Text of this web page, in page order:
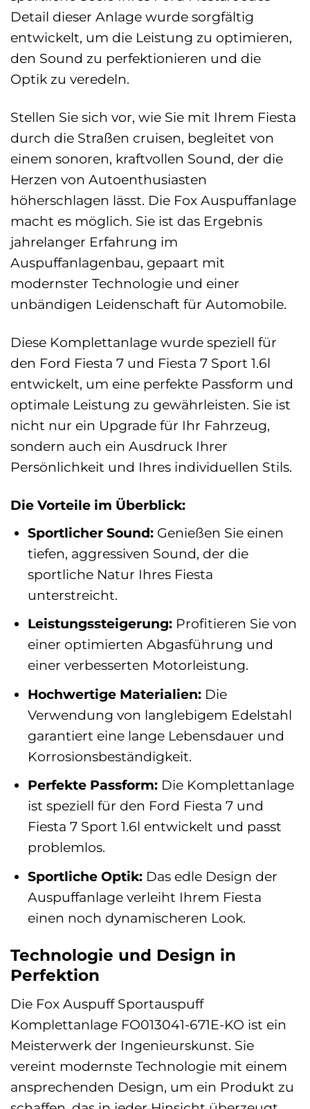
Detail dieser Anlage wurde sorgfältig
entwickelt, um die Leistung zu optimieren,
den Sound zu perfektionieren und die
Optik zu veredeln.
Stellen Sie sich vor, wie Sie mit Ihrem Fiesta
durch die Straßen cruisen, begleitet von
einem sonoren, kraftvollen Sound, der die
Herzen von Autoenthusiasten
höherschlagen lässt. Die Fox Auspuffanlage
macht es möglich. Sie ist das Ergebnis
jahrelanger Erfahrung im
Auspuffanlagenbau, gepaart mit
modernster Technologie und einer
unbändigen Leidenschaft für Automobile.
Diese Komplettanlage wurde speziell für
den Ford Fiesta 7 und Fiesta 7 Sport 1.6l
entwickelt, um eine perfekte Passform und
optimale Leistung zu gewährleisten. Sie ist
nicht nur ein Upgrade für Ihr Fahrzeug,
sondern auch ein Ausdruck Ihrer
Persönlichkeit und Ihres individuellen Stils.
Die Vorteile im Überblick:
Sportlicher Sound:Genießen Sie einen
tiefen, aggressiven Sound, der die
sportliche Natur Ihres Fiesta
unterstreicht.
Leistungssteigerung:Profitieren Sie von
einer optimierten Abgasführung und
einer verbesserten Motorleistung.
Hochwertige Materialien:Die
Verwendung von langlebigem Edelstahl
garantiert eine lange Lebensdauer und
Korrosionsbeständigkeit.
Perfekte Passform:Die Komplettanlage
ist speziell für den Ford Fiesta 7 und
Fiesta 7 Sport 1.6l entwickelt und passt
problemlos.
Sportliche Optik:Das edle Design der
Auspuffanlage verleiht Ihrem Fiesta
einen noch dynamischeren Look.
Technologie und Design in
Perfektion
Die Fox Auspuff Sportauspuff
Komplettanlage FO013041-671E-KO ist ein
Meisterwerk der Ingenieurskunst. Sie
vereint modernste Technologie mit einem
ansprechenden Design, um ein Produkt zu